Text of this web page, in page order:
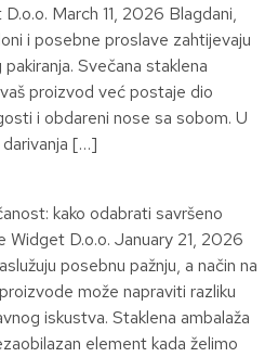
March 11, 2026 Blagdani,
i posebne proslave zahtijevaju
Svečana staklena
proizvod već postaje dio
i obdareni nose sa sobom. U
[…]
kako odabrati savršeno
Widget D.o.o. January 21, 2026
posebnu pažnju, a način na
može napraviti razliku
iskustva. Staklena ambalaža
element kada želimo